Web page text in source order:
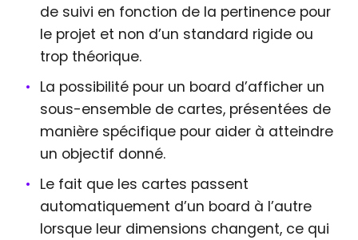
de suivi en fonction de la pertinence pour
le projet et non d’un standard rigide ou
trop théorique.
La possibilité pour un board d’afficher un
sous-ensemble de cartes, présentées de
manière spécifique pour aider à atteindre
un objectif donné.
Le fait que les cartes passent
automatiquement d’un board à l’autre
lorsque leur dimensions changent, ce qui